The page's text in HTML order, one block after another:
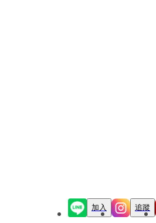
加入 追蹤